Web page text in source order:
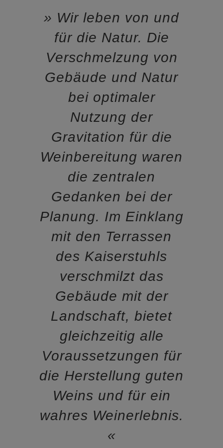
Wir leben von und
für die Natur. Die
Verschmelzung von
Gebäude und Natur
bei optimaler
Nutzung der
Gravitation für die
Weinbereitung waren
die zentralen
Gedanken bei der
Planung. Im Einklang
mit den Terrassen
des Kaiserstuhls
verschmilzt das
Gebäude mit der
Landschaft, bietet
gleichzeitig alle
Voraussetzungen für
die Herstellung guten
Weins und für ein
wahres Weinerlebnis.